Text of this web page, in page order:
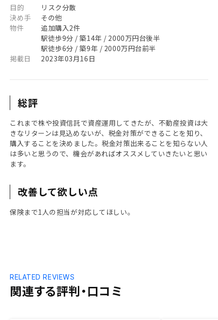
目的
リスク分散
決め手
その他
物件
追加購入2件
駅徒歩9分 / 築14年 / 2000万円台後半
駅徒歩6分 / 築9年 / 2000万円台前半
掲載日
2023年03月16日
総評
これまで株や投資信託で資産運用してきたが、不動産投資は大
きなリターンは見込めないが、税金対策ができることを知り、
購入することを決めました。税金対策出来ることを知らない人
は多いと思うので、機会があればオススメしていきたいと思い
ます。
改善して欲しい点
保険まで1人の担当が対応してほしい。
関連する評判・口コミ
RELATED REVIEWS